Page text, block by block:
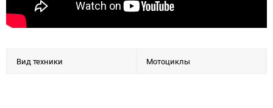
Вид техники Мотоциклы